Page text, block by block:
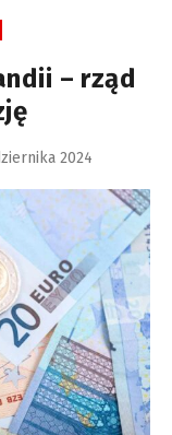
– rząd
2024